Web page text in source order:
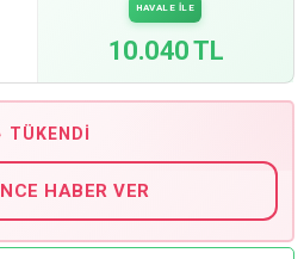
HAVALE İLE
10.040 TL
TÜKENDI
HABER VER